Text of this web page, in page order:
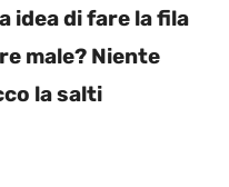
idea di fare la fila
male? Niente
la salti